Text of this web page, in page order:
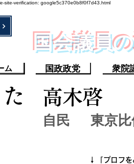
site-verification: google5c370e0b8f0f7d43.html
国会議員
ム 国政政党 衆院
た 高木啓
自民 東京比
​↓「プロフを